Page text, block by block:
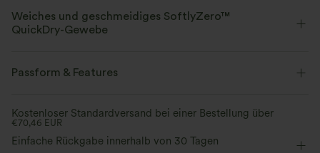
Weiches und geschmeidiges SoftlyZero™
QuickDry-Gewebe
jedem Training kühl und komfortabel hält.
schnelltrocknend Weich und glänzend
Passform & Features
Mittlerer Support flacher Bund überziehen
Laufen 7,5 cm mit hohem Bund
Kostenloser Standardversand bei einer Bestellung über
€70,46 EUR
Einfache Rückgabe innerhalb von 30 Tagen